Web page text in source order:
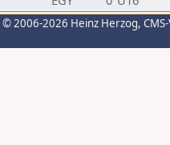
© 2006-2026 Heinz Herzog,